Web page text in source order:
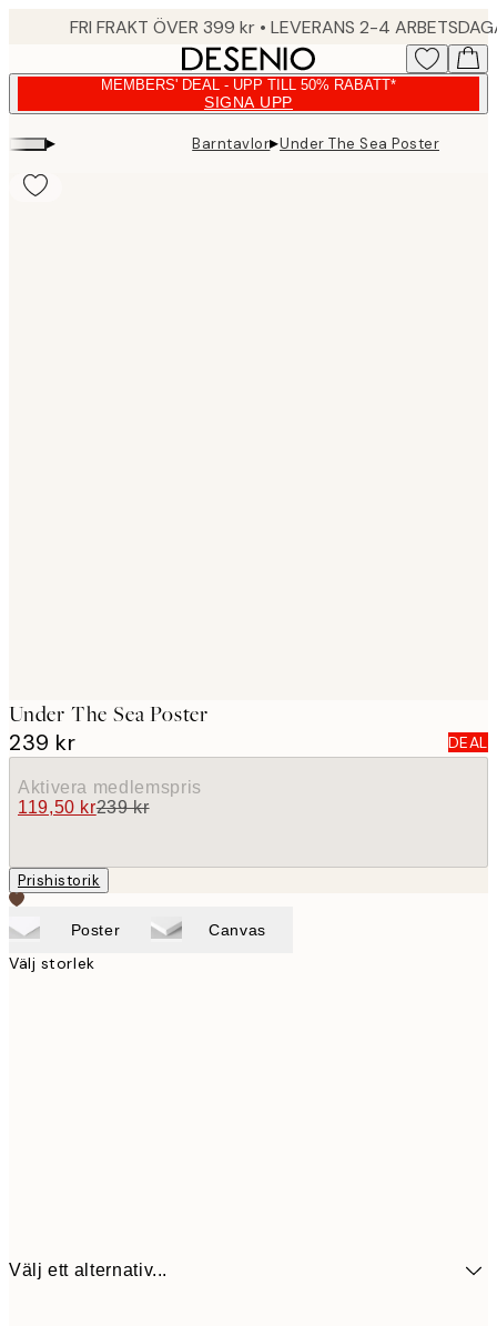
FRI FRAKT ÖVER 399 kr • LEVERANS 2-4
MEMBERS' DEAL - UPP TILL 50% RABATT*
SIGNA UPP
▸ Barntavlor▸Under The Sea Poster
Under The Sea Poster
239 kr DEAL
Aktivera medlemspris
119,50 kr239 kr
Prishistorik
Poster Canvas
Välj storlek
Välj ett alternativ...